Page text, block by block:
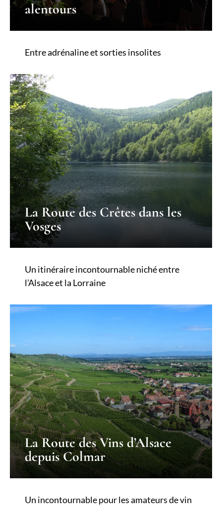
alentours
Entre adrénaline et sorties insolites
La Route des Crêtes dans les
Vosges
Un itinéraire incontournable niché entre
l’Alsace et la Lorraine
La Route des Vins d’Alsace
depuis Colmar
Un incontournable pour les amateurs de vin